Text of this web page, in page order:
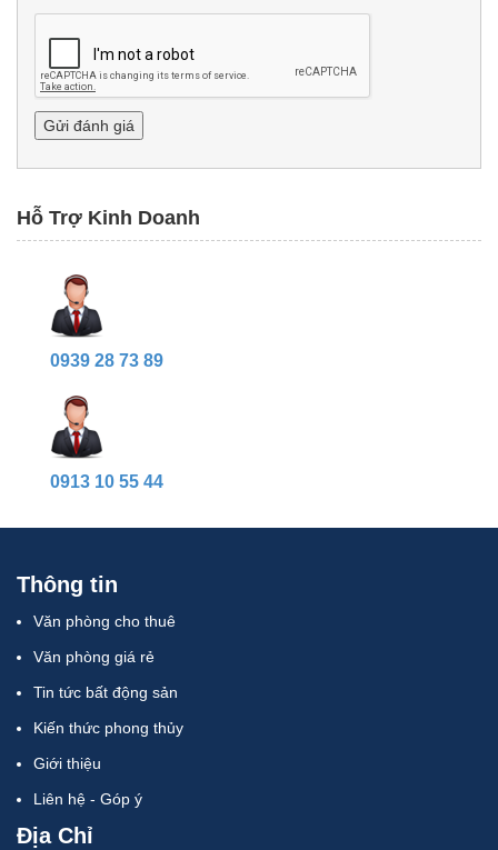
Hỗ Trợ Kinh Doanh
0939 28 73 89
0913 10 55 44
Thông tin
Văn phòng cho thuê
Văn phòng giá rẻ
Tin tức bất động sản
Kiến thức phong thủy
Giới thiệu
Liên hệ - Góp ý
Địa Chỉ